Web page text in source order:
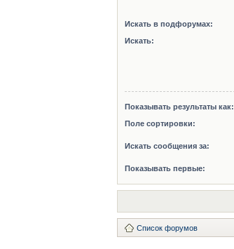
Искать в подфорумах:
Искать:
Показывать результаты как:
Поле сортировки:
Искать сообщения за:
Показывать первые:
Список форумов